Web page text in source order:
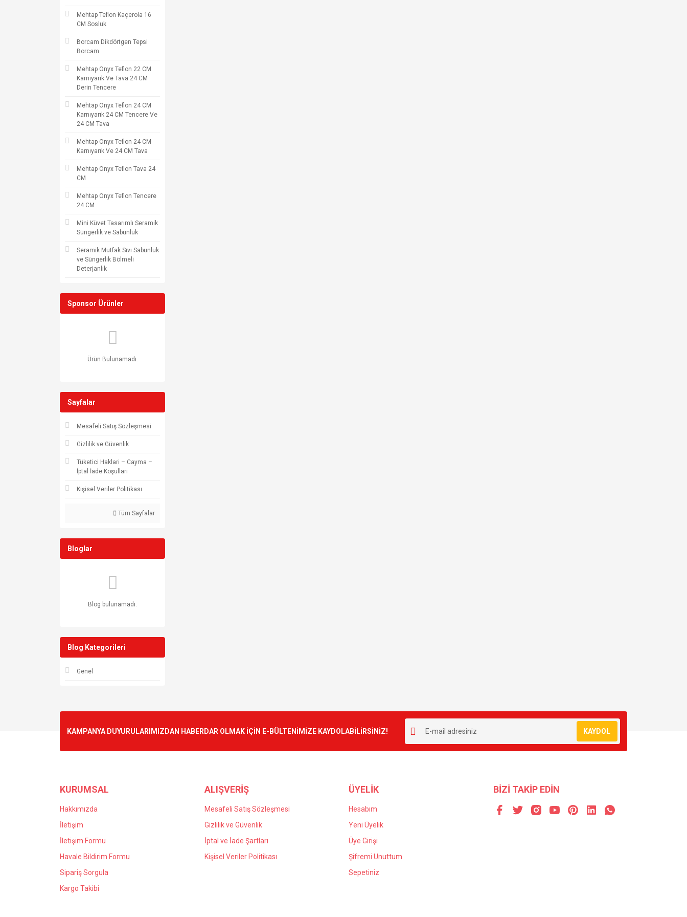
Mehtap Teflon Kaçerola 16
CM Sosluk
Borcam Dikdörtgen Tepsi
Borcam
Mehtap Onyx Teflon 22 CM
Karnıyarık Ve Tava 24 CM
Derin Tencere
Mehtap Onyx Teflon 24 CM
Karnıyarık 24 CM Tencere Ve
24 CM Tava
Mehtap Onyx Teflon 24 CM
Karnıyarık Ve 24 CM Tava
Mehtap Onyx Teflon Tava 24
CM
Mehtap Onyx Teflon Tencere
24 CM
Mini Küvet Tasarımlı Seramik
Süngerlik ve Sabunluk
Seramik Mutfak Sıvı Sabunluk
ve Süngerlik Bölmeli
Deterjanlık
Sponsor Ürünler
Ürün Bulunamadı.
Sayfalar
Mesafeli Satış Sözleşmesi
Gizlilik ve Güvenlik
Tüketici Haklari – Cayma –
İptal İade Koşullari
Kişisel Veriler Politikası
Tüm Sayfalar
Bloglar
Blog bulunamadı.
Blog Kategorileri
Genel
KAMPANYA DUYURULARIMIZDAN HABERDAR OLMAK İÇİN E-BÜLTENİMİZE KAYDOLABİLİRSİNİZ! KAYDOL
KURUMSAL
Hakkımızda
İletişim
İletişim Formu
Havale Bildirim Formu
Sipariş Sorgula
Kargo Takibi
ALIŞVERİŞ
Mesafeli Satış Sözleşmesi
Gizlilik ve Güvenlik
İptal ve İade Şartları
Kişisel Veriler Politikası
ÜYELİK
Hesabım
Yeni Üyelik
Üye Girişi
Şifremi Unuttum
Sepetiniz
BİZİ TAKİP EDİN